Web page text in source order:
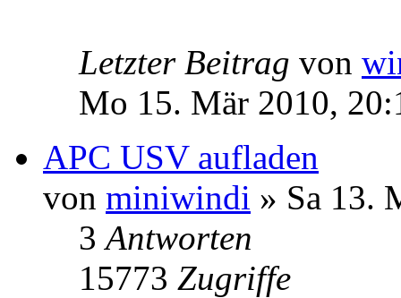
Letzter Beitrag von
Mo 15. Mär 2010,
APC USV aufladen
von miniwindi » Sa 13.
3Antworten
15773 Zugriffe